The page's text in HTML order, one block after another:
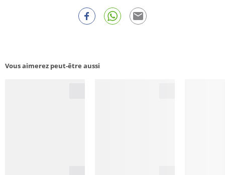
Vous aimerez peut-être aussi